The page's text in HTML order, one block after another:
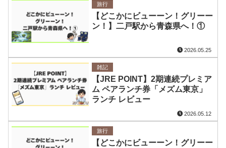
旅行
【どこかにビューーン！グリーー
ン！】二戸駅から青森県へ！①
2026.05.25
雑記
【JRE POINT】2期連続プレミア
ム ペアランチ券「メズム東京」
ランチ レビュー
2026.05.12
旅行
【どこかにビューーン！グリーー